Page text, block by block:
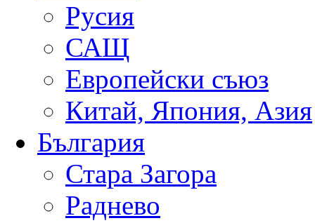
Русия
САЩ
Европейски съюз
Китай, Япония, Азия
България
Стара Загора
Раднево